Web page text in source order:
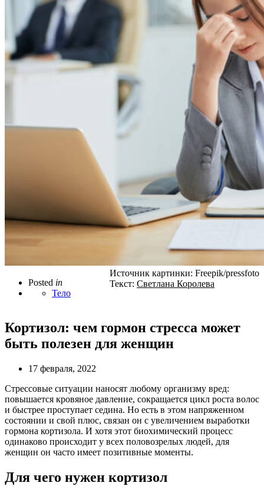
Posted in
Тело
Источник картинки: Freepik/pressfoto
Текст: Светлана Королева
Кортизол: чем гормон стресса может
быть полезен для женщин
17 февраля, 2022
Стрессовые ситуации наносят любому организму вред:
повышается кровяное давление, сокращается цикл роста волос
и быстрее проступает седина. Но есть в этом напряженном
состоянии и свой плюс, связан он с увеличением выработки
гормона кортизола. И хотя этот биохимический процесс
одинаково происходит у всех половозрелых людей, для
женщин он часто имеет позитивные моменты.
Для чего нужен кортизол